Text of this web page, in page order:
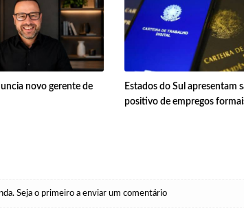
novo gerente de
Estados do Sul apresentam
positivo de empregos
Seja o primeiro a enviar um comentário